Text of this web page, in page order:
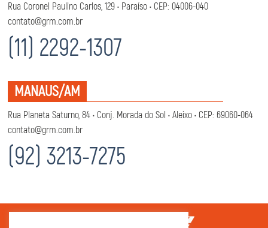
Rua Coronel Paulino Carlos, 129 • Paraíso • CEP: 04006-040
contato@grm.com.br
(11) 2292-1307
MANAUS/AM
Rua Planeta Saturno, 84 • Conj. Morada do Sol • Aleixo • CEP: 69060-064
contato@grm.com.br
(92) 3213-7275